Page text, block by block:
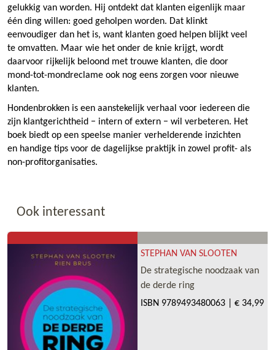
gelukkig van worden. Hij ontdekt dat klanten eigenlijk maar
één ding willen: goed geholpen worden. Dat klinkt
eenvoudiger dan het is, want klanten goed helpen blijkt veel
te omvatten. Maar wie het onder de knie krijgt, wordt
daarvoor rijkelijk beloond met trouwe klanten, die door
mond-tot-mondreclame ook nog eens zorgen voor nieuwe
klanten.
Hondenbrokken is een aanstekelijk verhaal voor iedereen die
zijn klantgerichtheid − intern of extern − wil verbeteren. Het
boek biedt op een speelse manier verhelderende inzichten
en handige tips voor de dagelijkse praktijk in zowel profit- als
non-profitorganisaties.
Ook interessant
STEPHAN VAN SLOOTEN
De strategische noodzaak van
de derde ring
ISBN 9789493480063 € 34,99